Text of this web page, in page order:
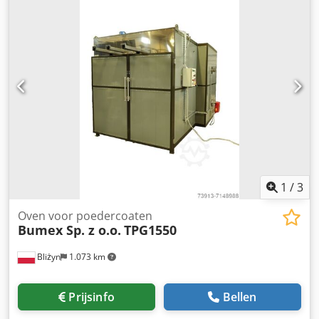
voor efficiënte poederscheiding, ✔ Ergonomische
werkruimte. BUMEX kwaliteitsstandaard ✔ CE-conformiteit,
✔ Volledige technische documentatie, ✔ Fabrieksgarantie,
✔ Garantie- en aftersales-service, ✔ Professioneel
technisch advies. Handelsvoorwaarden ✔ Eigen transport
— prijs op maat, ✔ Levering met btw-factuur, ✔
Individuele configuraties mogelijk. BUMEX Sp. z o.o. Wij
ontwikkelen industriële technologie voor langdurige
betrouwbaarheid, veiligheid en stabiele processen.
Ieguoha Machines van zeer hoge kwaliteit onder de
machines die op de markt worden aangeboden.
Professioneel advies en service. Garantie. Garantie en
service na garantie. Volledige technische documentatie.
100% klanttevredenheid. Alle producten van het merk
BUMEX SP. Z O.O. zijn EG-gecertificeerd. Wij bieden ons
eigen transport aan - prijzen zijn vastgesteld voor een
bepaalde aanbieding. Wij leveren facturen inclusief BTW.
Korte levertijden! Mogelijkheid om machines te bestellen
1 /3
Bliżyn 1.073 km
Oven voor poedercoaten
Bumex Sp. z o.o. TPG1550
Prijsinfo Bellen